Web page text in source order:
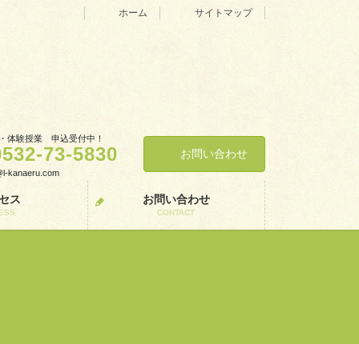
ホーム サイトマップ
体験授業 申込受付中！
73-5830
kanaeru.com
お問い合わせ
ス お問い合わせ
CONTACT